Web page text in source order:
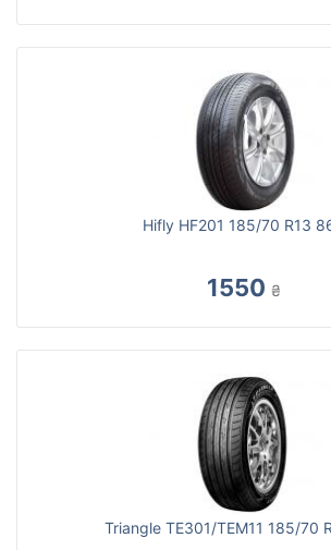
Hifly HF201 185/70 R13
1550 ₴
Triangle TE301/TEM11 185/70